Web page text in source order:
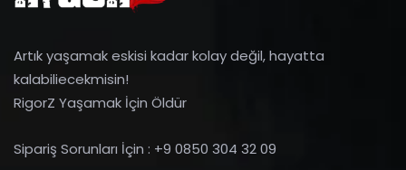
Artık yaşamak eskisi kadar kolay değil, hayatta
kalabiliecekmisin!
RigorZ Yaşamak İçin Öldür
Sipariş Sorunları İçin : +9 0850 304 32 09